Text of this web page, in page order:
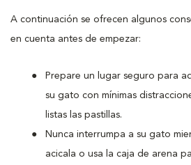
A continuación se ofrecen algunos
en cuenta antes de empezar:
Prepare un lugar seguro para
su gato con mínimas
listas las pastillas.
Nunca interrumpa a su gato
acicala o usa la caja de arena